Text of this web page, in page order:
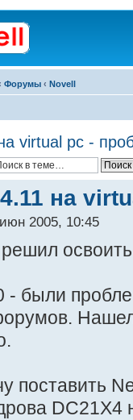
Форумы ‹ Novell
virtual pc -
на
2005, 10:45
- были
поставить
DC21X4